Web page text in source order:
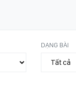
DẠNG BÀI